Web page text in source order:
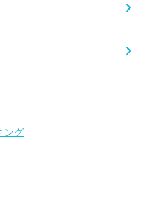
ング